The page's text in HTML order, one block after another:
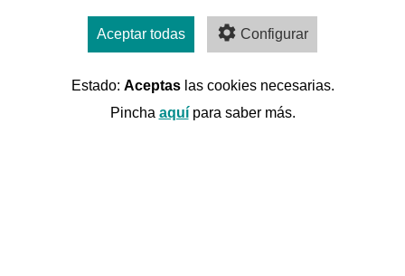
Aceptar todas Configurar
Estado: Aceptaslas cookies necesarias.
Pincha aquípara saber más.